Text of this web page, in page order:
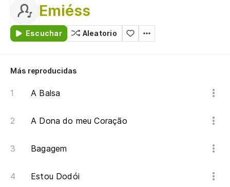
Emiéss
Escuchar Aleatorio
Más reproducidas
A Balsa
A Dona do meu Coração
Bagagem
Estou Dodói